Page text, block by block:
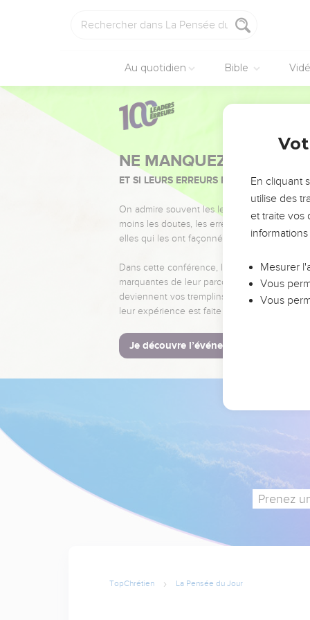
Au quotidien Bible
NE MANQUEZ PAS
ET SI LEURS ERREURS POUVAIENT VOUS
On admire souvent les leaders pour leurs
moins les doutes, les erreurs et les saisons
elles qui les ont façonnés.
Dans cette conférence, leaders,
marquantes de leur parcours et les clés
deviennent vos tremplins. Que vous
leur expérience est faite pour vous.
Je découvre l’événement
Prenez
TopChrétien La Pensée du Jour
En cliquant
utilise des
et traite vos
Mesurer
Vous
Vous